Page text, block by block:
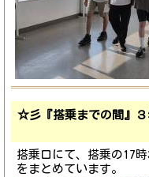
☆彡『搭乗までの間』
搭乗口にて、搭乗の17
をまとめています。